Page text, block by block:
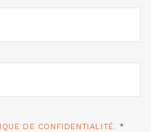
DE CONFIDENTIALITÉ. *